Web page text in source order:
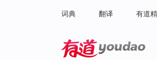
词典 翻译 有道